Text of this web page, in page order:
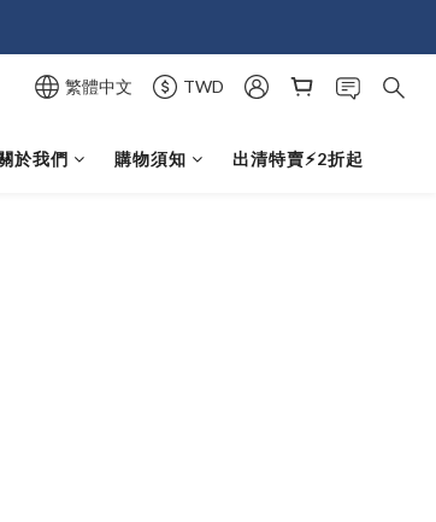
繁體中文 TWD
於我們 購物須知 出清特賣⚡️2折起